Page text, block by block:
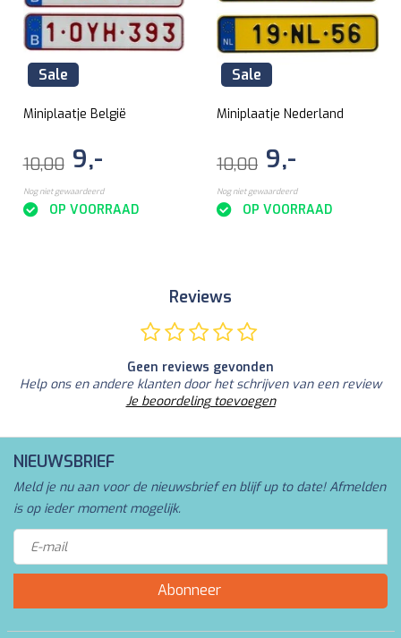
Sale
Miniplaatje België
10,00 9,-
Nog niet gewaardeerd
OP VOORRAAD
Sale
Miniplaatje Nederland
10,00 9,-
Nog niet gewaardeerd
OP VOORRAAD
Reviews
Geen reviews gevonden
Help ons en andere klanten door het schrijven van een review
Je beoordeling toevoegen
NIEUWSBRIEF
Meld je nu aan voor de nieuwsbrief en blijf up to date! Afmelden
is op ieder moment mogelijk.
Abonneer